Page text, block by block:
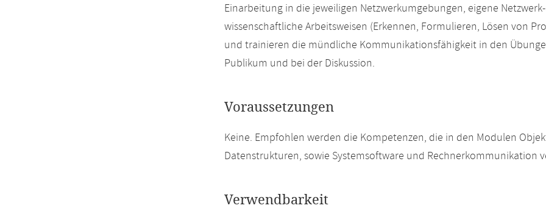
Einarbeitung in die jeweiligen Netzwerkumgebungen, eigene
wissenschaftliche Arbeitsweisen (Erkennen, Formulieren, Lösen von
und trainieren die mündliche Kommunikationsfähigkeit in den
Publikum und bei der Diskussion.
Voraussetzungen
Keine. Empfohlen werden die Kompetenzen, die in den Modulen
Datenstrukturen, sowie Systemsoftware und Rechnerkommunikation
Verwendbarkeit